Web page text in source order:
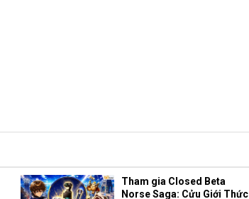
Tham gia Closed Beta
Norse Saga: Cửu Giới Thức